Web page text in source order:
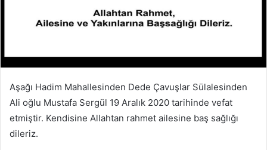
Aşağı Hadim Mahallesinden Dede Çavuşlar Sülalesinden
Ali oğlu Mustafa Sergül 19 Aralık 2020 tarihinde vefat
etmiştir. Kendisine Allahtan rahmet ailesine baş sağlığı
dileriz.